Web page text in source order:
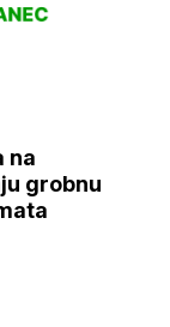
na
grobnu